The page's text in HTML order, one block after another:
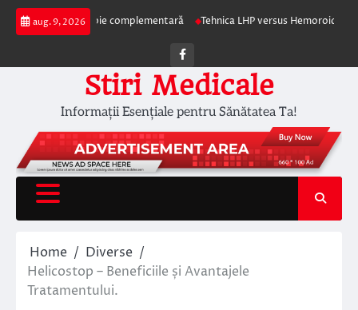
Skip
aug. 9, 2026
ca terapie complementară Tehnica LHP versus Hemoroidectomia
Facebook
Stiri Medicale
Informații Esențiale pentru Sănătatea Ta!
Home
Diverse
Helicostop – Beneficiile și Avantajele
Tratamentului.